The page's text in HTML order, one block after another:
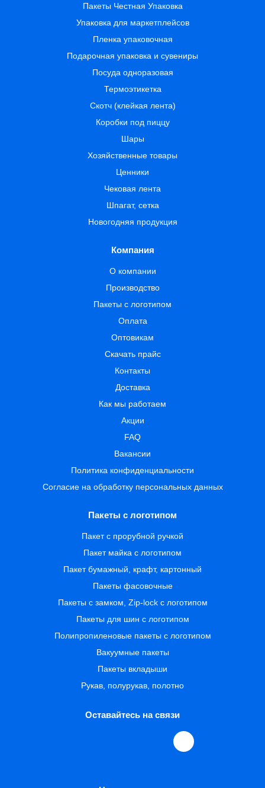
Пакеты Честная Упаковка
Упаковка для маркетплейсов
Пленка упаковочная
Подарочная упаковка и сувениры
Посуда одноразовая
Термоэтикетка
Скотч (клейкая лента)
Коробки под пиццу
Шары
Хозяйственные товары
Ценники
Чековая лента
Шпагат, сетка
Новогодняя продукция
Компания
О компании
Производство
Пакеты с логотипом
Оплата
Оптовикам
Скачать прайс
Контакты
Доставка
Как мы работаем
Акции
FAQ
Вакансии
Политика конфиденциальности
Согласие на обработку персональных данных
Пакеты с логотипом
Пакет с прорубной ручкой
Пакет майка с логотипом
Пакет бумажный, крафт, картонный
Пакеты фасовочные
Пакеты с замком, Zip-lock с логотипом
Пакеты для шин с логотипом
Полипропиленовые пакеты с логотипом
Вакуумные пакеты
Пакеты вкладыши
Рукав, полурукав, полотно
Оставайтесь на связи